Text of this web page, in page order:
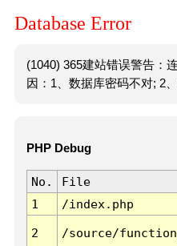
Database Error
(1040) 365建站错误警告：
因：1、数据库密码不对; 2
PHP Debug
No. File
1
/index.php
2 /source/